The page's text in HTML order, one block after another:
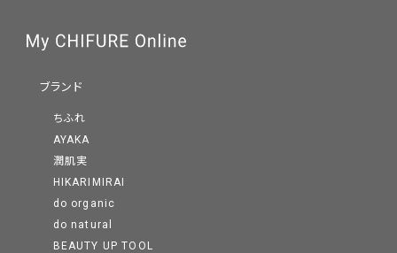
ブランド
ちふれ
AYAKA
潤肌実
HIKARIMIRAI
do organic
do natural
BEAUTY UP TOOL